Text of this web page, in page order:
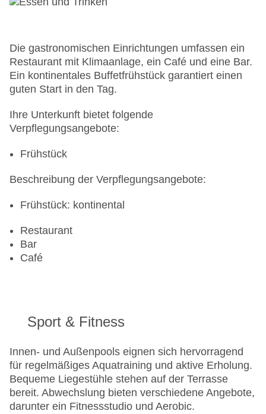
Internet: WLAN/WiFi, im öffentlichen Bereich:
Karte/Maestro
Parkmöglichkeiten: Parkplatz (nach
Verfügbarkeit), unbewacht: gegen Gebühr
Tagungseinrichtungen: Konferenzräume: 1
Landeskategorie: 4 Sterne
Die gastronomischen Einrichtungen umfassen ein
Restaurant mit Klimaanlage, ein Café und eine Bar.
Ein kontinentales Buffetfrühstück garantiert einen
guten Start in den Tag.
Ihre Unterkunft bietet folgende
Verpflegungsangebote:
Frühstück
Beschreibung der Verpflegungsangebote:
Frühstück: kontinental
Restaurant
Bar
Café
Sport & Fitness
Innen- und Außenpools eignen sich hervorragend
für regelmäßiges Aquatraining und aktive Erholung.
Bequeme Liegestühle stehen auf der Terrasse
bereit. Abwechslung bieten verschiedene Angebote,
darunter ein Fitnessstudio und Aerobic.